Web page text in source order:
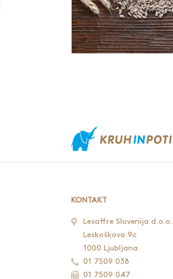
KONTAKT
Lesaffre Slovenija d.o.o.
Leskoškova 9c
1000 Ljubljana
01 7509 038
01 7509 047